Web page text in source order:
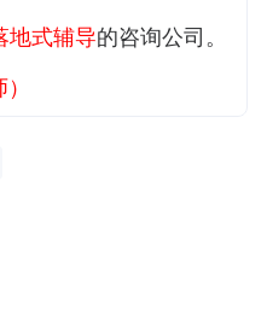
地式辅导的咨询公司。